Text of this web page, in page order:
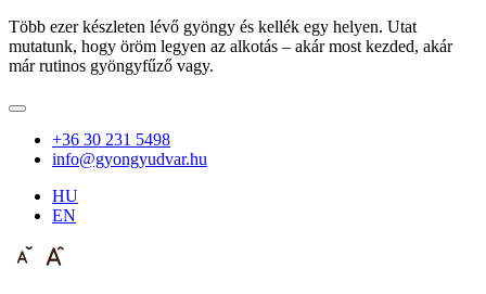
Több ezer készleten lévő gyöngy és kellék egy helyen. Utat
mutatunk, hogy öröm legyen az alkotás – akár most kezded, akár
már rutinos gyöngyfűző vagy.
+36 30 231 5498
info@gyongyudvar.hu
HU
EN